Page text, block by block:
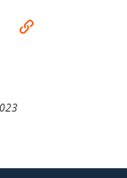
sur Facebook
Partager sur LinkedIn